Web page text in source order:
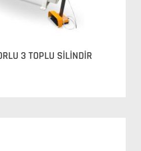
3 TOPLU SİLİNDİR